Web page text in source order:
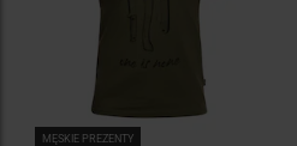
MĘSKIE PREZENTY